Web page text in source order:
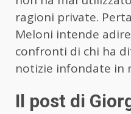
ragioni private.
Meloni intende
confronti di chi ha
notizie infondate in
Il post di